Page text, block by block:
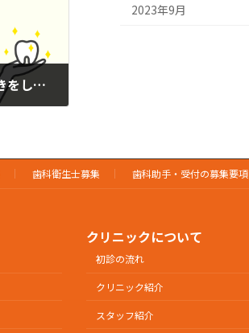
みがき残しゼロを目指して歯みがきをしましょう
2023年9月
歯科衛生士募集 歯科助手・受付の募集要項
クリニックについて
初診の流れ
クリニック紹介
スタッフ紹介